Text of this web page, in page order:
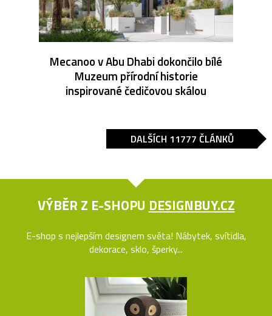
Mecanoo v Abu Dhabi dokončilo bílé
Muzeum přírodní historie
inspirované čedičovou skálou
DALŠÍCH 11777 ČLÁNKŮ
VÝBĚR Z E-SHOPU DESIGNBUY.CZ
E-shop s nejlepším designem světa! Nábytek, svítidla,
dekorace, sklo, šperky...